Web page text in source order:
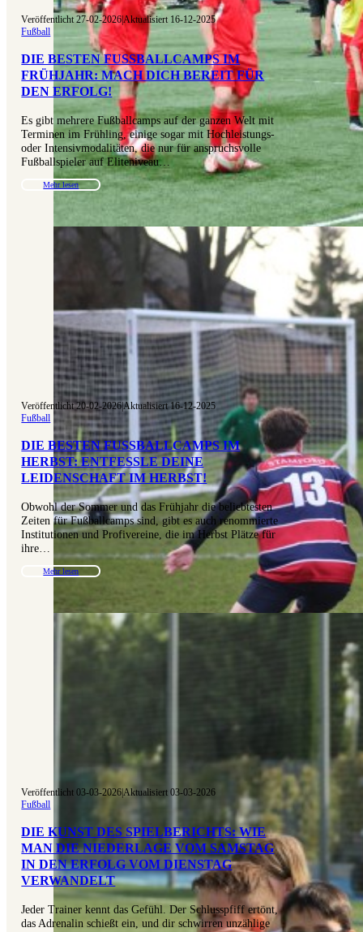
Veröffentlicht 27-02-2026|Aktualisiert 16-12-2025
Fußball
DIE BESTEN FUSSBALLCAMPS IM F
RÜHJAHR: MACH DICH BEREIT FÜR D
EN ERFOLG!
Es gibt mehrere Fußballcamps auf der ganzen Welt mit
Terminen im Frühling, einige sogar mit Hochleistungs-
oder Intensivmodalitäten, die nur für anspruchsvolle
Fußballspieler auf Eliteniveau…
Mehr lesen
Veröffentlicht 20-02-2026|Aktualisiert 16-12-2025
Fußball
DIE BESTEN FUSSBALLCAMPS IM H
ERBST: ENTFESSLE DEINE L
EIDENSCHAFT IM HERBST!
Obwohl der Sommer und das Frühjahr die beliebtesten
Zeiten für Fußballcamps sind, gibt es auch renommierte
Institutionen und Profivereine, die im Herbst Plätze für
ihre…
Mehr lesen
Veröffentlicht 03-03-2026|Aktualisiert 03-03-2026
Fußball
DIE KUNST DES SPIELBERICHTS: WIE
MAN DIE NIEDERLAGE VOM SAMSTAG
IN DEN ERFOLG VOM DIENSTAG
VERWANDELT
Jeder Trainer kennt das Gefühl. Der Schlusspfiff ertönt,
das Adrenalin schießt ein, und dir schwirren unzählige